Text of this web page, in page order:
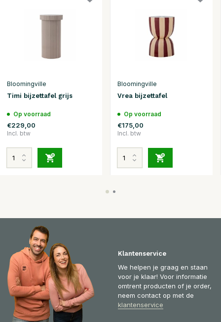
Bloomingville
Timi bijzettafel grijs
Op voorraad
€229,00
Incl. btw
Bloomingville
Vrea bijzettafel
Op voorraad
€175,00
Incl. btw
Klantenservice
We helpen je graag en staan
voor je klaar! Voor informatie
omtrent producten of je order,
neem contact op met de
klantenservice